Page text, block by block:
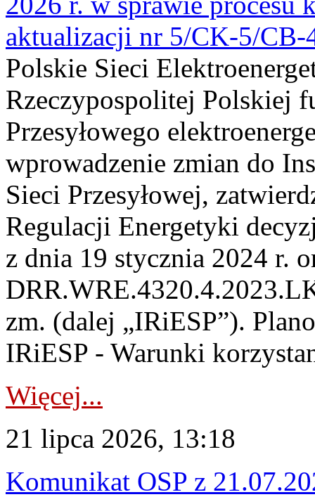
aktualizacji nr 5/CK-5/CB-
Polskie Sieci
Rzeczypospolitej Polskiej
Przesyłowego
wprowadzenie zmian do
Sieci Przesyłowej,
Regulacji Energetyki
z dnia 19 stycznia 2024 r.
zm. (dalej „IRiESP”).
IRiESP - Warunki
Więcej...
21 lipca 2026, 13:18
Komunikat OSP z